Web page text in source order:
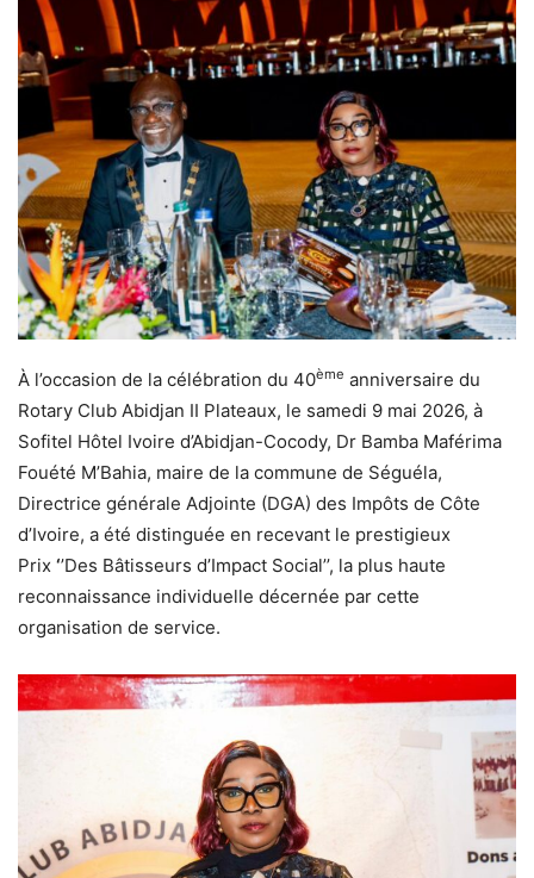
À l’occasion de la célébration du 40ème anniversaire du
Rotary Club Abidjan II Plateaux, le samedi 9 mai 2026, à
Sofitel Hôtel Ivoire d’Abidjan-Cocody, Dr Bamba Maférima
Fouété M’Bahia, maire de la commune de Séguéla,
Directrice générale Adjointe (DGA) des Impôts de Côte
d’Ivoire, a été distinguée en recevant le prestigieux
Prix ‘’Des Bâtisseurs d’Impact Social’’, la plus haute
reconnaissance individuelle décernée par cette
organisation de service.